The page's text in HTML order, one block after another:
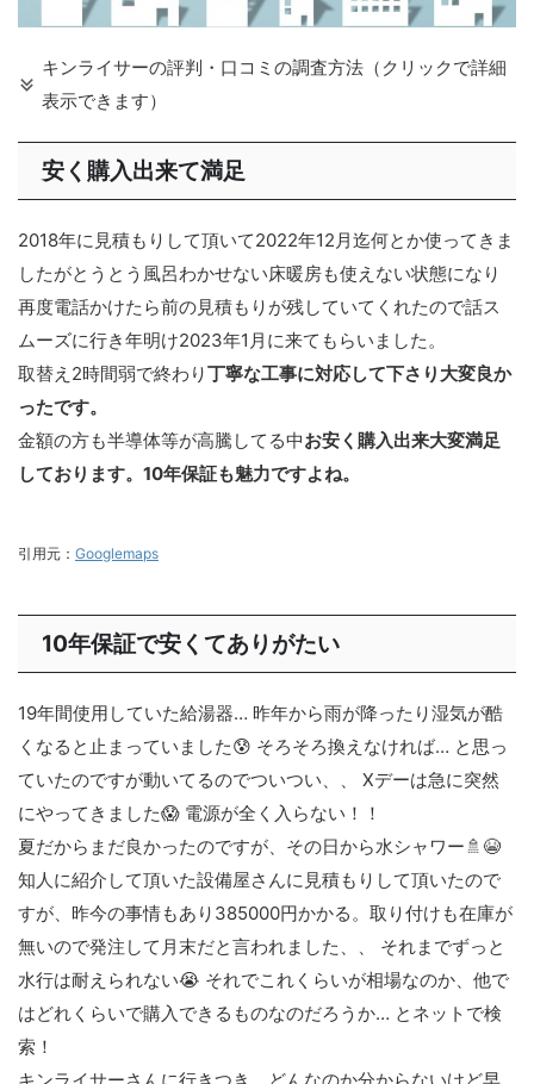
キンライサーの評判・口コミの調査方法（クリックで詳細
表示できます）
安く購入出来て満足
2018年に見積もりして頂いて2022年12月迄何とか使ってきま
したがとうとう風呂わかせない床暖房も使えない状態になり
再度電話かけたら前の見積もりが残していてくれたので話ス
ムーズに行き年明け2023年1月に来てもらいました。
取替え2時間弱で終わり丁寧な工事に対応して下さり大変良か
ったです。
金額の方も半導体等が高騰してる中お安く購入出来大変満足
しております。10年保証も魅力ですよね。
引用元： Googlemaps
10年保証で安くてありがたい
19年間使用していた給湯器… 昨年から雨が降ったり湿気が酷
くなると止まっていました😰 そろそろ換えなければ… と思っ
ていたのですが動いてるのでついつい、、 Xデーは急に突然
にやってきました😱 電源が全く入らない！！
夏だからまだ良かったのですが、その日から水シャワー🚿😭
知人に紹介して頂いた設備屋さんに見積もりして頂いたので
すが、昨今の事情もあり385000円かかる。取り付けも在庫が
無いので発注して月末だと言われました、、 それまでずっと
水行は耐えられない😭 それでこれくらいが相場なのか、他で
はどれくらいで購入できるものなのだろうか… とネットで検
索！